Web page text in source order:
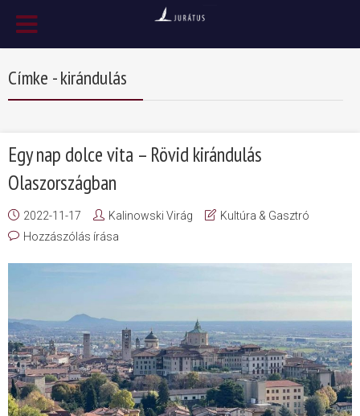
Címke - kirándulás
Egy nap dolce vita – Rövid kirándulás
Olaszországban
2022-11-17 Kalinowski Virág
Kultúra & Gasztró
Hozzászólás írása